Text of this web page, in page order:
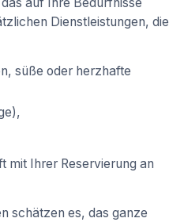
Dienstleistungen, die
süße oder herzhafte
mit Ihrer Reservierung an
schätzen es, das ganze